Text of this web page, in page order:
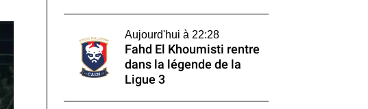
Aujourd'hui à 22:28
Fahd El Khoumisti rentre
dans la légende de la
Ligue 3